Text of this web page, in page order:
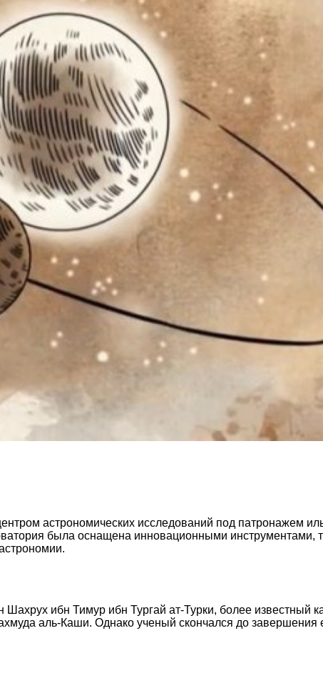
астрономических исследований под патронажем
была оснащена инновационными инструментами,
ибн Тимур ибн Тургай ат-Турки, более известный
аль-Каши. Однако ученый скончался до завершения